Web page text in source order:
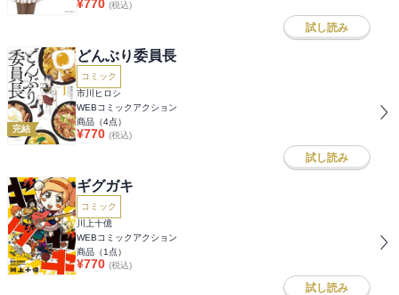
¥770 (税込)
試し読み
完結
どんぶり委員長
コミック
市川ヒロシ
WEBコミックアクション
商品（4点）
¥770 (税込)
試し読み
ギグガキ
コミック
川上十億
WEBコミックアクション
商品（1 点）
¥770 (税込)
試し読み